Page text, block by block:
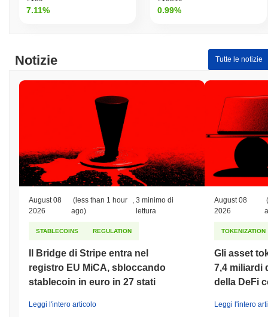
Cat?
Oia Oia Cat è attualmente scambiato
al di sotto del suo
Come si sta comportando Oia Oia Cat rispetto al
mercato crypto più ampio?
Negli ultimi 7 giorni, Oia Oia Cat ha guadagnato
,
superando il mercato crypto complessivo che ha registrato un
calo del0.14%
. Ciò indica una forte performance nell'azione del
prezzo di OIACAT rispetto allo slancio del mercato più ampio.
7.11% 0.99%
Notizie Tutte le notizie
August 08
2026
(less than 1 hour
ago)
3 minimo di
lettura
STABLECOINS REGULATION
Il Bridge di Stripe entra nel
registro EU MiCA, sbloccando
stablecoin in euro in 27 stati
Leggi l'intero articolo
August 08
2026
TOKENIZATION
Gli asset
7,4 miliardi
della DeFi
Leggi l'intero